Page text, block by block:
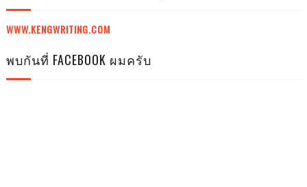
WWW.KENGWRITING.COM
พบกันที่ FACEBOOK ผมครับ